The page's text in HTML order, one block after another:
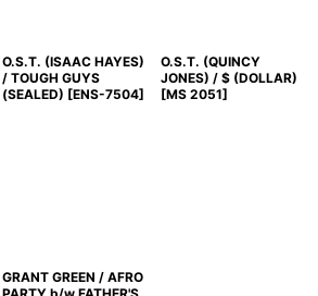
O.S.T. (ISAAC HAYES)
/ TOUGH GUYS
(SEALED) [ENS-7504]
O.S.T. (QUINCY
JONES) / $ (DOLLAR)
[MS 2051]
GRANT GREEN / AFRO